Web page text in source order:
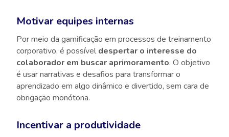
Motivar equipes internas
Por meio da gamificação em processos de treinamento
corporativo, é possível despertar o interesse do
colaborador em buscar aprimoramento. O objetivo
é usar narrativas e desafios para transformar o
aprendizado em algo dinâmico e divertido, sem cara de
obrigação monótona.
Incentivar a produtividade